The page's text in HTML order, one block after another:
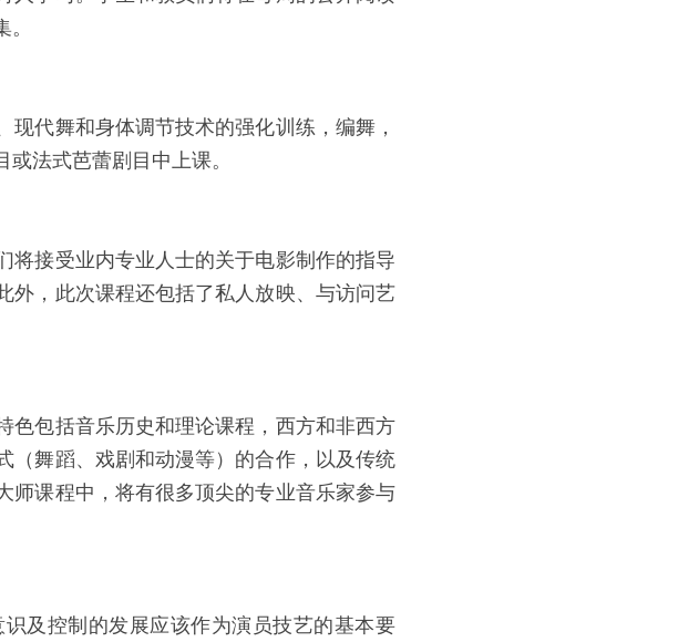
代舞和身体调节技术的强化训练，编舞，
法式芭蕾剧目中上课。
将接受业内专业人士的关于电影制作的指导
外，此次课程还包括了私人放映、与访问艺
色包括音乐历史和理论课程，西方和非西方
（舞蹈、戏剧和动漫等）的合作，以及传统
师课程中，将有很多顶尖的专业音乐家参与
及控制的发展应该作为演员技艺的基本要